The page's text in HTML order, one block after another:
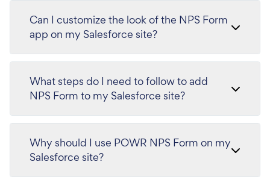
Can I customize the look of the NPS Form
app on my Salesforce site?
What steps do I need to follow to add
NPS Form to my Salesforce site?
Why should I use POWR NPS Form on my
Salesforce site?